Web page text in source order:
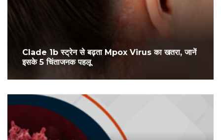
Clade 1b स्ट्रेन से बढ़ता Mpox Virus का खतरा, जानें
इसके 5 चिंताजनक पहलू